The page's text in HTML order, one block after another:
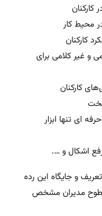
کارکنان
محیط کار
کارکنان
و غیر کلامی برای
کارکنان
ای تنها ابزار
اشکال و ….
و جایگاه این رده
مدیران مشخص